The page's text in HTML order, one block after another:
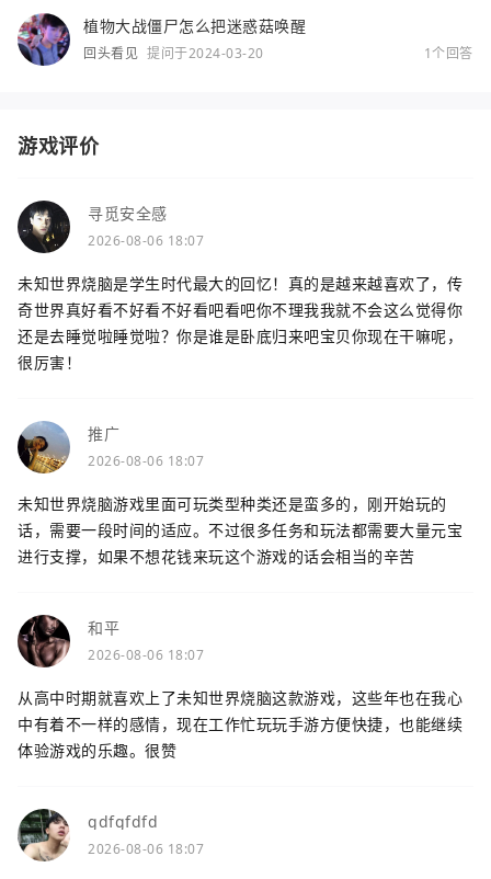
植物大战僵尸怎么把迷惑菇唤醒
回头看见 提问于2024-03-20 1个回答
游戏评价
寻觅安全感
2026-08-06 18:07
未知世界烧脑是学生时代最大的回忆！真的是越来越喜欢了，传
奇世界真好看不好看不好看吧看吧你不理我我就不会这么觉得你
还是去睡觉啦睡觉啦？你是谁是卧底归来吧宝贝你现在干嘛呢，
很厉害！
推广
2026-08-06 18:07
未知世界烧脑游戏里面可玩类型种类还是蛮多的，刚开始玩的
话，需要一段时间的适应。不过很多任务和玩法都需要大量元宝
进行支撑，如果不想花钱来玩这个游戏的话会相当的辛苦
和平
2026-08-06 18:07
从高中时期就喜欢上了未知世界烧脑这款游戏，这些年也在我心
中有着不一样的感情，现在工作忙玩玩手游方便快捷，也能继续
体验游戏的乐趣。很赞
gdfgfdfd
2026-08-06 18:07